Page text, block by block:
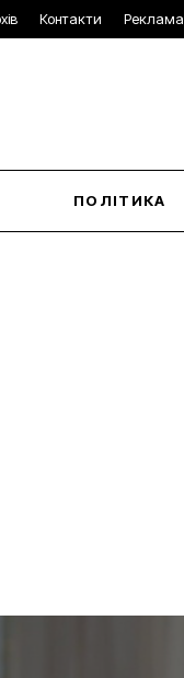
Контакти Реклама
ПОЛІТИКА